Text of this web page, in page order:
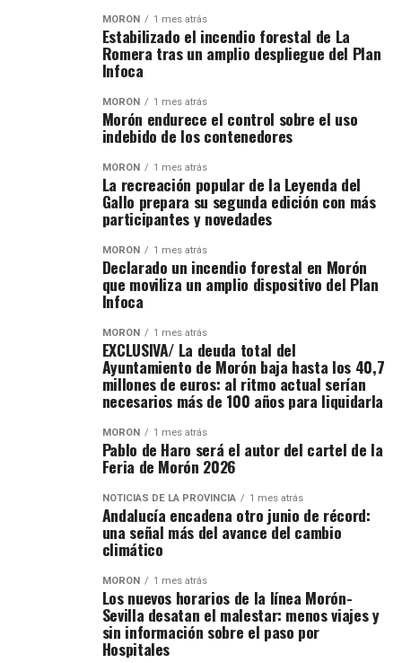
MORÓN 1 mes atrás
Estabilizado el incendio forestal de La
Romera tras un amplio despliegue del Plan
Infoca
MORÓN 1 mes atrás
Morón endurece el control sobre el uso
indebido de los contenedores
MORÓN 1 mes atrás
La recreación popular de la Leyenda del
Gallo prepara su segunda edición con más
participantes y novedades
MORÓN 1 mes atrás
Declarado un incendio forestal en Morón
que moviliza un amplio dispositivo del Plan
Infoca
MORÓN 1 mes atrás
EXCLUSIVA/ La deuda total del
Ayuntamiento de Morón baja hasta los 40,7
millones de euros: al ritmo actual serían
necesarios más de 100 años para liquidarla
MORÓN 1 mes atrás
Pablo de Haro será el autor del cartel de la
Feria de Morón 2026
NOTICIAS DE LA PROVINCIA 1 mes atrás
Andalucía encadena otro junio de récord:
una señal más del avance del cambio
climático
MORÓN 1 mes atrás
Los nuevos horarios de la línea Morón-
Sevilla desatan el malestar: menos viajes y
sin información sobre el paso por
Hospitales